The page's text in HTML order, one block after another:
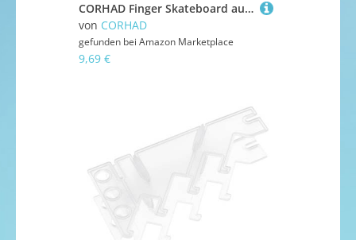
CORHAD Finger Skateboard aus Ahornholz für Geburtstagspartys Mini Fingerboard mit Dual Kick Design Robust Tragbar für Drinnen und Draußen Lustiges für Mädchen und Jungen
von CORHAD
gefunden bei Amazon Marketplace
9,69 €